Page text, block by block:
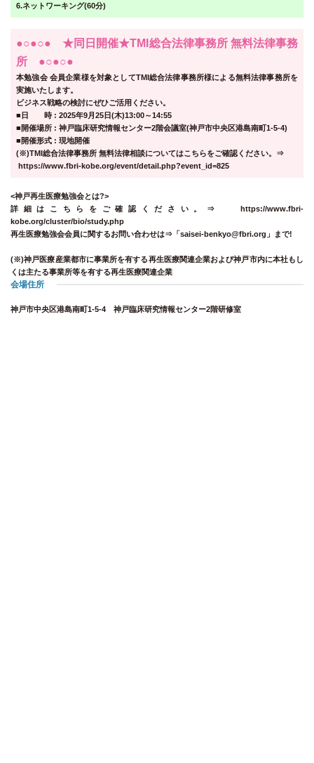
6.ネットワーキング(60分)
●○●○● ★同日開催★TMI総合法律事務所 無料法律事務
所 ●○●○●
本勉強会 会員企業様を対象としてTMI総合法律事務所様による無料法律事務所を
実施いたします。
ビジネス戦略の検討にぜひご活用ください。
■日 時 : 2025年9月25日(木)13:00～14:55
■開催場所 : 神戸臨床研究情報センター2階会議室(神戸市中央区港島南町1-5-4)
■開催形式 : 現地開催
(※)TMI総合法律事務所 無料法律相談についてはこちらをご確認ください。⇒
https://www.fbri-kobe.org/event/detail.php?event_id=825
<神戸再生医療勉強会とは?>
詳細はこちらをご確認ください。⇒
https://www.fbri-
kobe.org/cluster/bio/study.php
再生医療勉強会会員に関するお問い合わせは⇒「saisei-benkyo@fbri.org」まで!
(※)神戸医療産業都市に事業所を有する再生医療関連企業および神戸市内に本社もし
くは主たる事業所等を有する再生医療関連企業
会場住所
神戸市中央区港島南町1-5-4 神戸臨床研究情報センター2階研修室